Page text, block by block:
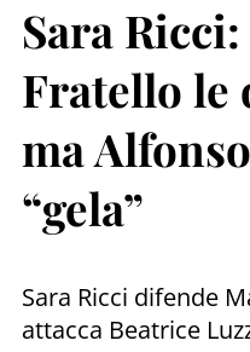
Sara
Fratello le
ma
“gela”
Sara Ricci difende
attacca Beatrice